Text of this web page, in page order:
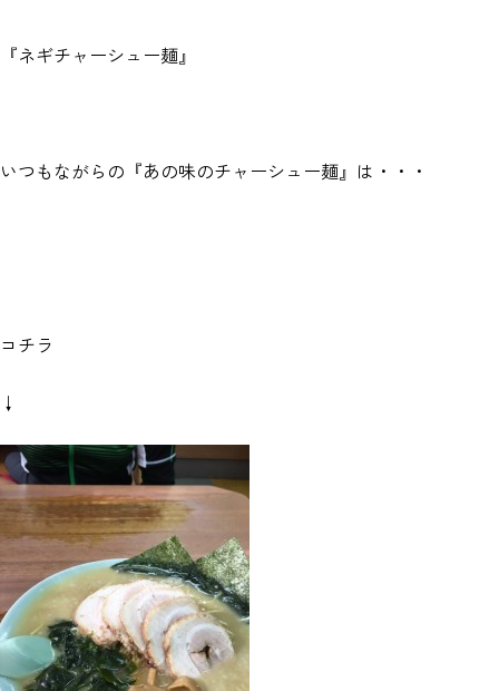
『ネギチャーシュー麺』
いつもながらの『あの味のチャーシュー麺』は・・・
コチラ
↓